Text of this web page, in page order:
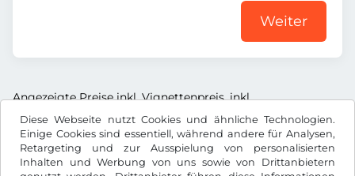
Diese Webseite nutzt Cookies und ähnliche Technologien.
Einige Cookies sind essentiell, während andere für Analysen,
Retargeting und zur Ausspielung von personalisierten
Inhalten und Werbung von uns sowie von Drittanbietern
Weiter
Angezeigte Preise inkl. Vignettenpreis, inkl.
Dienstleistungsentgelt und inkl. der gesetzl. MwSt.